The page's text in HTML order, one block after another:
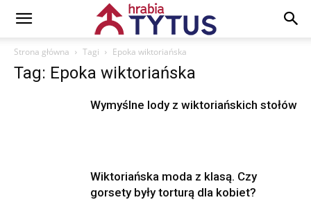
Strona główna Tagi Epoka wiktoriańska
Tag: Epoka wiktoriańska
Wymyślne lody z wiktoriańskich stołów
Wiktoriańska moda z klasą. Czy
gorsety były torturą dla kobiet?